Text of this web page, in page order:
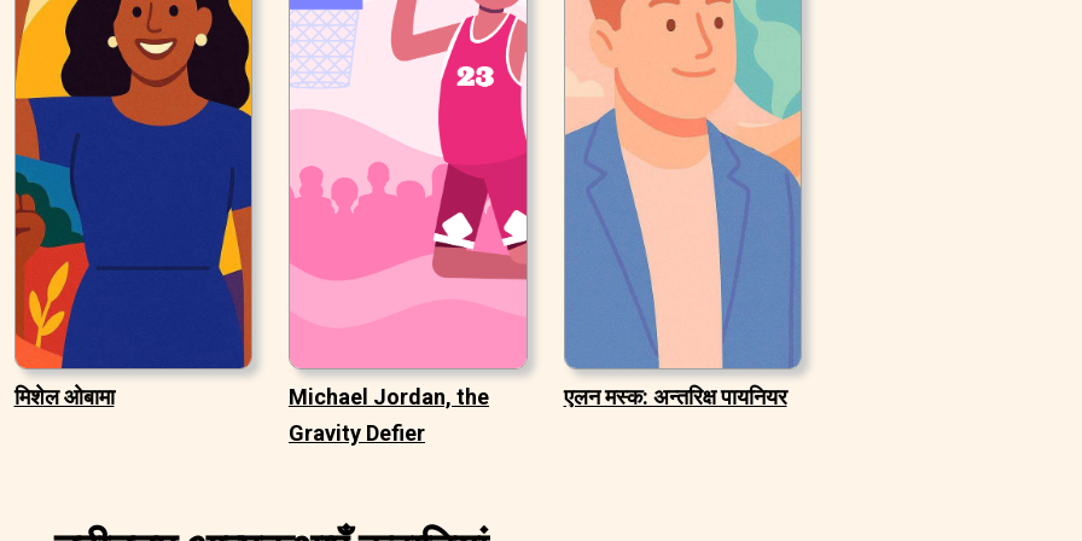
मिशेल ओबामा
Michael Jordan, the
Gravity Defier
एलन मस्क: अन्तरिक्ष पायनियर